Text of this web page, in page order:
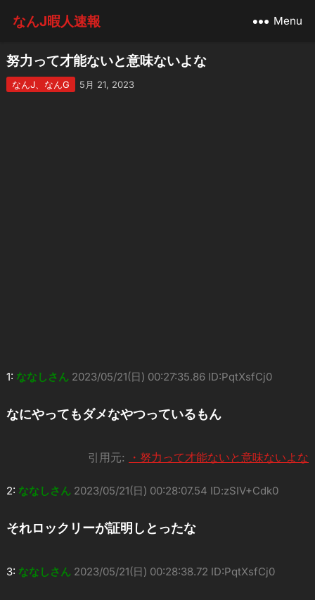
なんJ暇人速報 Menu
努力って才能ないと意味ないよな
なんJ、なんG 5月 21, 2023
1: ななしさん 2023/05/21(日) 00:27:35.86 ID:PqtXsfCj0
なにやってもダメなやつっているもん
引用元: ・努力って才能ないと意味ないよな
2: ななしさん 2023/05/21(日) 00:28:07.54 ID:zSIV+Cdk0
それロックリーが証明しとったな
3: ななしさん 2023/05/21(日) 00:28:38.72 ID:PqtXsfCj0